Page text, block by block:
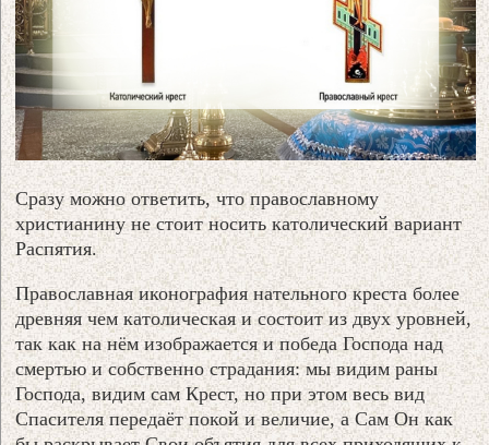
Сразу можно ответить, что православному
христианину не стоит носить католический вариант
Распятия.
Православная иконография нательного креста более
древняя чем католическая и состоит из двух уровней,
так как на нём изображается и победа Господа над
смертью и собственно страдания: мы видим раны
Господа, видим сам Крест, но при этом весь вид
Спасителя передаёт покой и величие, а Сам Он как